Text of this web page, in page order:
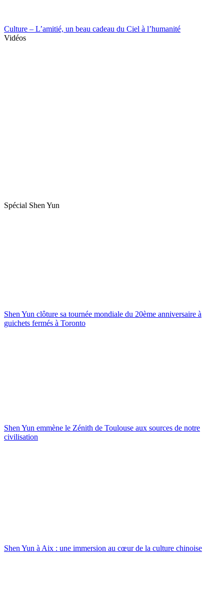
Culture – L’amitié, un beau cadeau du Ciel à l’humanité
Vidéos
Spécial Shen Yun
Shen Yun clôture sa tournée mondiale du 20ème anniversaire à
guichets fermés à Toronto
Shen Yun emmène le Zénith de Toulouse aux sources de notre
civilisation
Shen Yun à Aix : une immersion au cœur de la culture chinoise